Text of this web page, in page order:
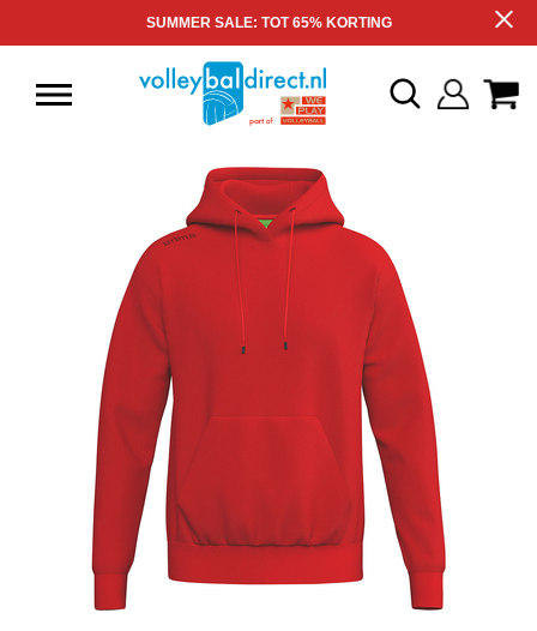
SUMMER SALE: TOT 65% KORTING